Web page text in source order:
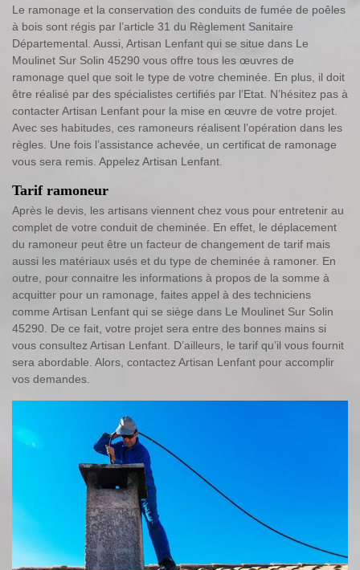
Le ramonage et la conservation des conduits de fumée de poêles
à bois sont régis par l’article 31 du Règlement Sanitaire
Départemental. Aussi, Artisan Lenfant qui se situe dans Le
Moulinet Sur Solin 45290 vous offre tous les œuvres de
ramonage quel que soit le type de votre cheminée. En plus, il doit
être réalisé par des spécialistes certifiés par l’Etat. N’hésitez pas à
contacter Artisan Lenfant pour la mise en œuvre de votre projet.
Avec ses habitudes, ces ramoneurs réalisent l’opération dans les
règles. Une fois l’assistance achevée, un certificat de ramonage
vous sera remis. Appelez Artisan Lenfant.
Tarif ramoneur
Après le devis, les artisans viennent chez vous pour entretenir au
complet de votre conduit de cheminée. En effet, le déplacement
du ramoneur peut être un facteur de changement de tarif mais
aussi les matériaux usés et du type de cheminée à ramoner. En
outre, pour connaitre les informations à propos de la somme à
acquitter pour un ramonage, faites appel à des techniciens
comme Artisan Lenfant qui se siège dans Le Moulinet Sur Solin
45290. De ce fait, votre projet sera entre des bonnes mains si
vous consultez Artisan Lenfant. D’ailleurs, le tarif qu’il vous fournit
sera abordable. Alors, contactez Artisan Lenfant pour accomplir
vos demandes.